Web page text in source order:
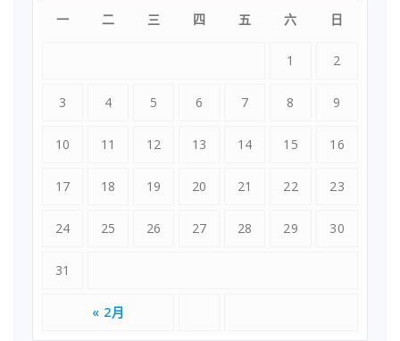
一 二 三 四 五 六 日
« 2月
1 2
3 4 5 6 7 8 9
10 11 12 13 14 15 16
17 18 19 20 21 22 23
24 25 26 27 28 29 30
31